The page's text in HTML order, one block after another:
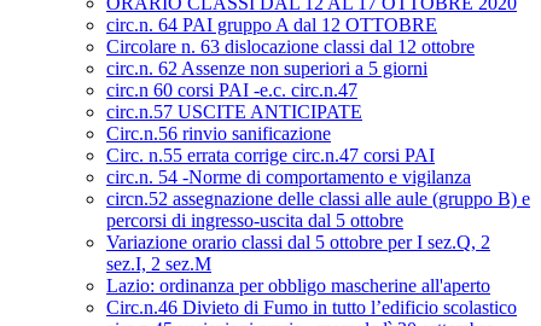
circ.n. 64 PAI gruppo A dal 12 OTTOBRE
Circolare n. 63 dislocazione classi dal 12 ottobre
circ.n. 62 Assenze non superiori a 5 giorni
circ.n 60 corsi PAI -e.c. circ.n.47
circ.n.57 USCITE ANTICIPATE
Circ.n.56 rinvio sanificazione
Circ. n.55 errata corrige circ.n.47 corsi PAI
circ.n. 54 -Norme di comportamento e vigilanza
circn.52 assegnazione delle classi alle aule (gruppo B) e
percorsi di ingresso-uscita dal 5 ottobre
Variazione orario classi dal 5 ottobre per I sez.Q, 2
sez.I, 2 sez.M
Lazio: ordinanza per obbligo mascherine all'aperto
Circ.n.46 Divieto di Fumo in tutto l’edificio scolastico